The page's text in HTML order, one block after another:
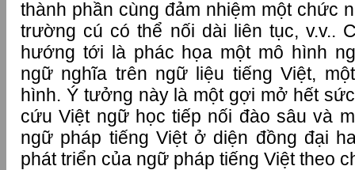
thành phần cùng đảm nhiệm một chức
trường cú có thể nối dài liên tục, v.v..
hướng tới là phác họa một mô hình
ngữ nghĩa trên ngữ liệu tiếng Việt,
hình. Ý tưởng này là một gợi mở hết
cứu Việt ngữ học tiếp nối đào sâu và
ngữ pháp tiếng Việt ở diện đồng đại
phát triển của ngữ pháp tiếng Việt theo